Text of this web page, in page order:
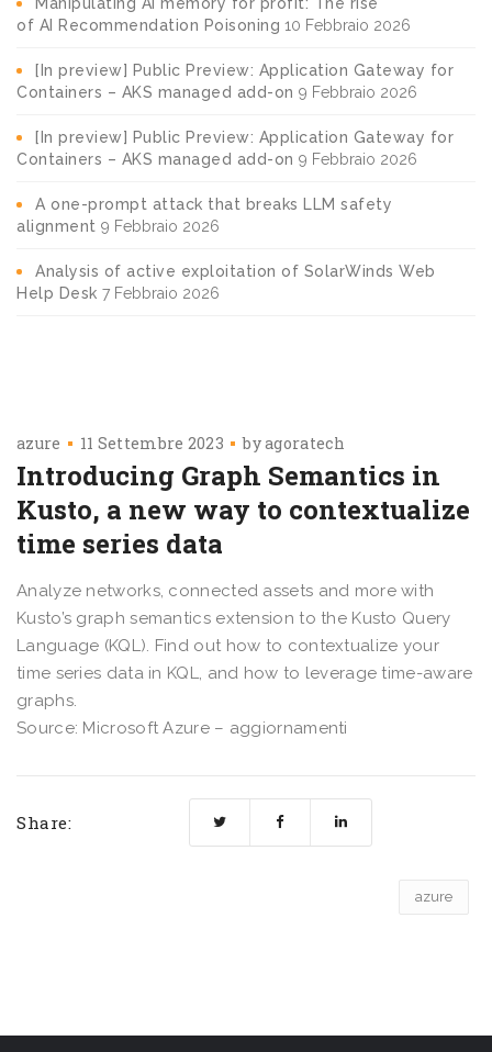
of AI Recommendation Poisoning 10 Febbraio 2026
[In preview] Public Preview: Application Gateway for
Containers – AKS managed add-on 9 Febbraio 2026
[In preview] Public Preview: Application Gateway for
Containers – AKS managed add-on 9 Febbraio 2026
A one-prompt attack that breaks LLM safety
alignment 9 Febbraio 2026
Analysis of active exploitation of SolarWinds Web
Help Desk 7 Febbraio 2026
azure 11 Settembre 2023 byagoratech
Introducing Graph Semantics in
Kusto, a new way to contextualize
time series data
Analyze networks, connected assets and more with
Kusto’s graph semantics extension to the Kusto Query
Language (KQL). Find out how to contextualize your
time series data in KQL, and how to leverage time-aware
graphs.
Source: Microsoft Azure – aggiornamenti
Share:
azure